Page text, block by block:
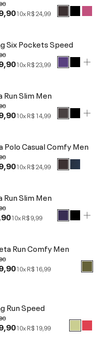
10xR$ 24,99
Six Pockets Speed
10xR$ 23,99
Run Slim Men
10xR$ 14,99
Polo Casual Comfy Men
10xR$ 24,99
Run Slim Men
10xR$ 9,99
Run Comfy Men
10xR$ 16,99
Run Speed
10xR$ 19,99